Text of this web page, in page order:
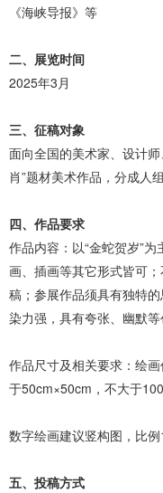
《海峡导报》等
二、展览时间
2025年3月
三、征稿对象
面向全国的美术家、设计
肖”题材美术作品，分成人
四、作品要求
作品内容：以“金蛇贺岁”
画、插画等其它形式皆可
稿；参展作品须具有独特
染力强，具有夸张、幽默等
作品尺寸及相关要求：绘
于50cm×50cm，不大于
数字绘画建议竖构图，比
五、投稿方式